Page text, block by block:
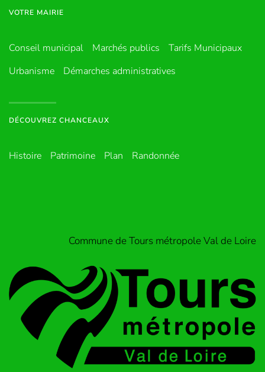
VOTRE MAIRIE
Conseil municipal Marchés publics
Tarifs Municipaux
Urbanisme
Démarches administratives
DÉCOUVREZ CHANCEAUX
Histoire Patrimoine Plan Randonnée
Commune de Tours métropole Val de Loire